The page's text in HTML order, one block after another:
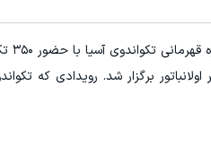
مشاهده و خرید